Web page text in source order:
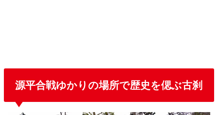
源平合戦ゆかりの場所で歴史を偲ぶ古刹